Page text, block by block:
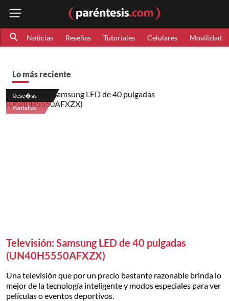
Noticias Reseñas Tutoriales Celulares Movilidad
Lo más reciente
Rese�as
Pantallas
Televisión: Samsung LED de 40 pulgadas
(UN40H5550AFXZX)
Una televisión que por un precio bastante razonable brinda lo
mejor de la tecnología inteligente y modos especiales para ver
películas o eventos deportivos.